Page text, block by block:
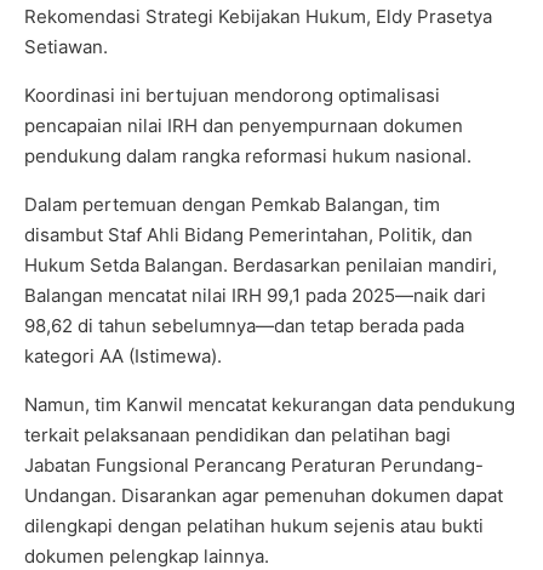
Rekomendasi Strategi Kebijakan Hukum, Eldy Prasetya
Setiawan.
Koordinasi ini bertujuan mendorong optimalisasi
pencapaian nilai IRH dan penyempurnaan dokumen
pendukung dalam rangka reformasi hukum nasional.
Dalam pertemuan dengan Pemkab Balangan, tim
disambut Staf Ahli Bidang Pemerintahan, Politik, dan
Hukum Setda Balangan. Berdasarkan penilaian mandiri,
Balangan mencatat nilai IRH 99,1 pada 2025—naik dari
98,62 di tahun sebelumnya—dan tetap berada pada
kategori AA (Istimewa).
Namun, tim Kanwil mencatat kekurangan data pendukung
terkait pelaksanaan pendidikan dan pelatihan bagi
Jabatan Fungsional Perancang Peraturan Perundang-
Undangan. Disarankan agar pemenuhan dokumen dapat
dilengkapi dengan pelatihan hukum sejenis atau bukti
dokumen pelengkap lainnya.